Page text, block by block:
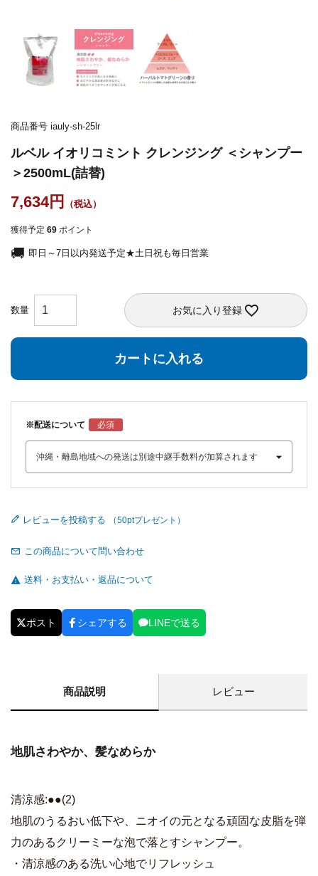
商品番号 iauly-sh-25lr
ルベル イオリコミント クレンジング ＜シャンプー
＞2500mL(詰替)
7,634
獲得予定 69 ポイント
即日～7日以内発送予定★土日祝も毎日営業
お気に入り登録
カートに入れる
※配送について
レビューを投稿する
この商品について問い合わせ
送料・お支払い・返品について
ポスト シェアする LINEで送る
商品説明 レビュー
地肌さわやか、髪なめらか
清涼感:●●(2)
地肌のうるおい低下や、ニオイの元となる頑固な皮脂を弾
力のあるクリーミーな泡で落とすシャンプー。
・清涼感のある洗い心地でリフレッシュ